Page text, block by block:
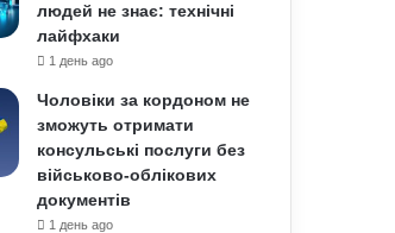
людей не знає: технічні
лайфхаки
1 день ago
Чоловіки за кордоном не
зможуть отримати
консульські послуги без
військово-облікових
документів
1 день ago